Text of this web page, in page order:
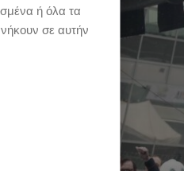
ή όλα τα
σε αυτήν